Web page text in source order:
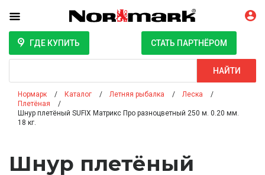
ГДЕ КУПИТЬ СТАТЬ ПАРТНЁРОМ
НАЙТИ
Нормарк Каталог Летняя рыбалка
Леска
Плетёная
Шнур плетёный SUFIX Матрикс Про разноцветный 250 м. 0.20 мм.
18 кг.
Шнур плетёный